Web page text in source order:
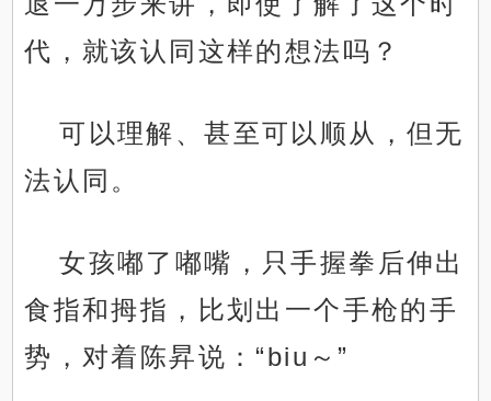
代，就该认同这样的想法吗？
可以理解、甚至可以顺从，但无
法认同。
女孩嘟了嘟嘴，只手握拳后伸出
食指和拇指，比划出一个手枪的手
势，对着陈昇说：“biu～”